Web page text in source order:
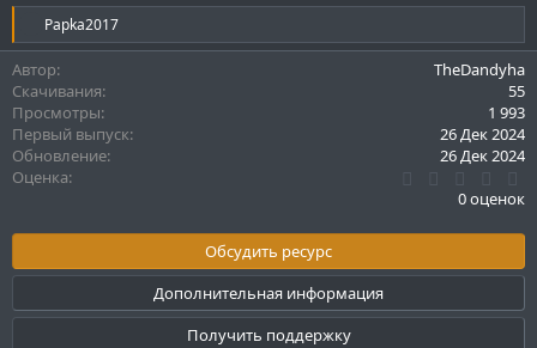
Р
е
к
ц
и
и
:
Papka2017
Автор
TheDandyha
Скачивания
55
Просмотры
1 993
Первый выпуск
26 Дек 2024
Обновление
26 Дек 2024
Оценка
0
0
в
ё
з
д
0 оценок
Обсудить ресурс
Дополнительная информация
Получить поддержку